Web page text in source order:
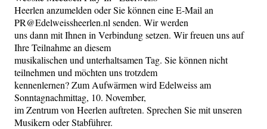
Heerlen anzumelden oder Sie können eine E-Mail an
PR@Edelweissheerlen.nl senden. Wir werden
uns dann mit Ihnen in Verbindung setzen. Wir freuen uns auf
Ihre Teilnahme an diesem
musikalischen und unterhaltsamen Tag. Sie können nicht
teilnehmen und möchten uns trotzdem
kennenlernen? Zum Aufwärmen wird Edelweiss am
Sonntagnachmittag, 10. November,
im Zentrum von Heerlen auftreten. Sprechen Sie mit unseren
Musikern oder Stabführer.